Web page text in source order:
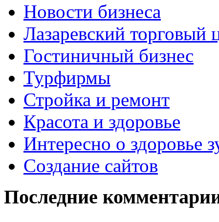
Новости бизнеса
Лазаревский торговый
Гостиничный бизнес
Турфирмы
Стройка и ремонт
Красота и здоровье
Интересно о здоровье
Создание сайтов
Последние